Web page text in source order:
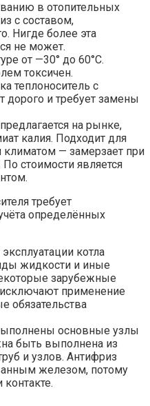
в отопительных
с составом,
Нигде более эта
не может.
от —30° до 60°С.
токсичен.
теплоноситель с
дорого и требует замены
на рынке,
калия. Подходит для
— замерзает при
стоимости является
требует
определённых
котла
жидкости и иные
зарубежные
применение
обязательства
основные узлы
быть выполнена из
и узлов. Антифриз
железом, потому